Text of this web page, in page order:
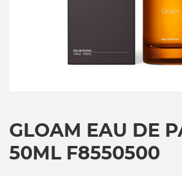
GLOAM EAU DE
50ML F8550500